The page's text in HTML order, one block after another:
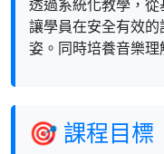
透過系統化教學，從
讓學員在安全有效
姿。同時培養音樂理
🎯 課程目標